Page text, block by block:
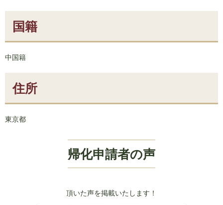
国籍
中国籍
住所
東京都
帰化申請者の声
頂いた声を掲載いたします！